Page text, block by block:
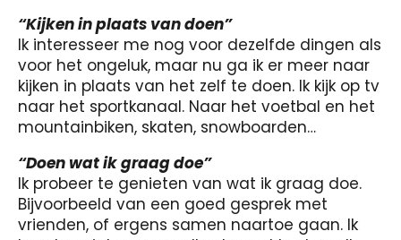
“Kijken in plaats van doen”
Ik interesseer me nog voor dezelfde dingen als
voor het ongeluk, maar nu ga ik er meer naar
kijken in plaats van het zelf te doen. Ik kijk op tv
naar het sportkanaal. Naar het voetbal en het
mountainbiken, skaten, snowboarden…
“Doen wat ik graag doe”
Ik probeer te genieten van wat ik graag doe.
Bijvoorbeeld van een goed gesprek met
vrienden, of ergens samen naartoe gaan. Ik